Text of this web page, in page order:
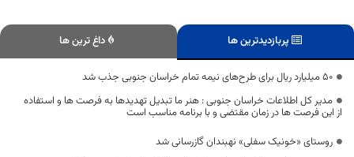
پربازدیدترین ها داغ ترین ها
۵۰ میلیارد ریال برای طرح‌های نیمه تمام خراسان جنوبی جذب شد
مدیر کل اطلاعات خراسان جنوبی : هنر ما تبدیل تهدیدها به فرصت ها و استفاده
از این فرصت ها در زمان مقتضی و با برنامه مناسب است
روستای «خونیک سفلی» نهبندان گازرسانی شد